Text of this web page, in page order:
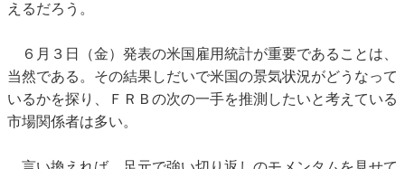
えるだろう。
６月３日（金）発表の米国雇用統計が重要であることは、
当然である。その結果しだいで米国の景気状況がどうなって
いるかを探り、ＦＲＢの次の一手を推測したいと考えている
市場関係者は多い。